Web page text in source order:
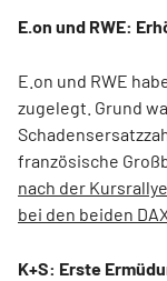
E.on und RWE:
E.on und RWE
zugelegt. Grund
französische
nach der
bei den beiden
K+S: Erste